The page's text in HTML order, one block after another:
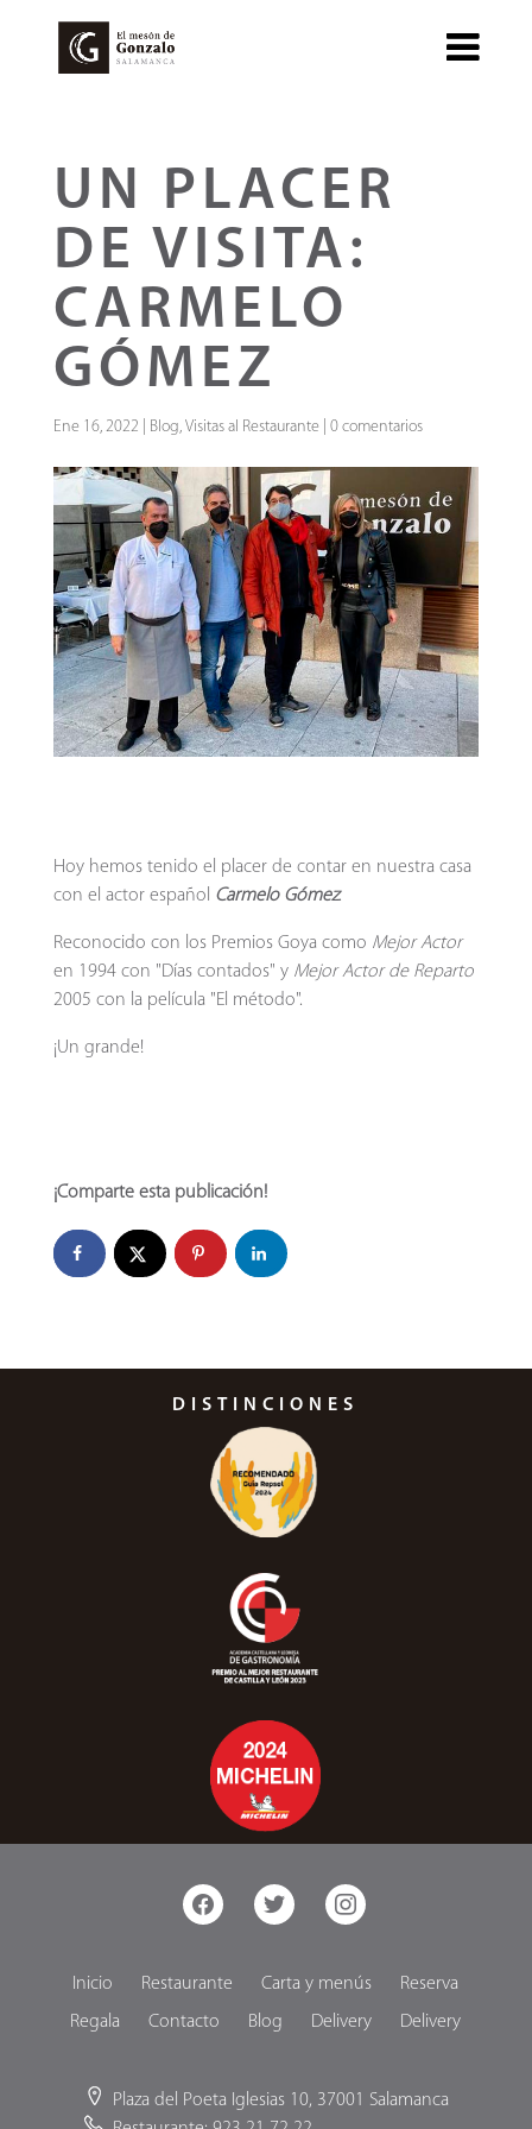
UN PLACER
DE VISITA:
CARMELO
GÓMEZ
Ene 16, 2022 Blog, Visitas al Restaurante 0 comentarios
Hoy hemos tenido el placer de contar en nuestra casa
con el actor español Carmelo Gómez.
Reconocido con los Premios Goya como Mejor Actor
en 1994 con "Días contados" y Mejor Actor de Reparto
2005 con la película "El método".
¡Un grande!
¡Comparte esta publicación!
DISTINCIONES
facebook twitter instagram
Inicio Restaurante Carta y menús
Reserva
Regala
Contacto Blog Delivery Delivery
Plaza del Poeta Iglesias 10, 37001 Salamanca